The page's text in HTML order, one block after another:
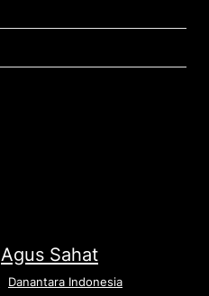
Agus Sahat
Danantara Indonesia